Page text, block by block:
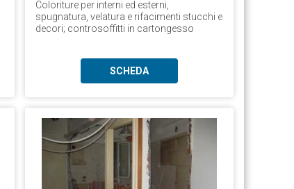
Coloriture per interni ed esterni,
spugnatura, velatura e rifacimenti stucchi e
decori; controsoffitti in cartongesso
SCHEDA